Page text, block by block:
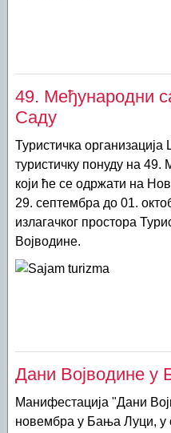
Кукујевци
Љуба
Моловин
Моровић
Сот
Привина Глава
Шид
Михољски сусрети
Срем Клоб - Коб фест
49. Међународни
Саду
Туристичка
туристичку понуду на
који ће се одржати на
29. септембра до 01.
излагачког простора
Војводине.
Дани Војводине у
Манифестација "Дани
новембра у Бања Луци, у